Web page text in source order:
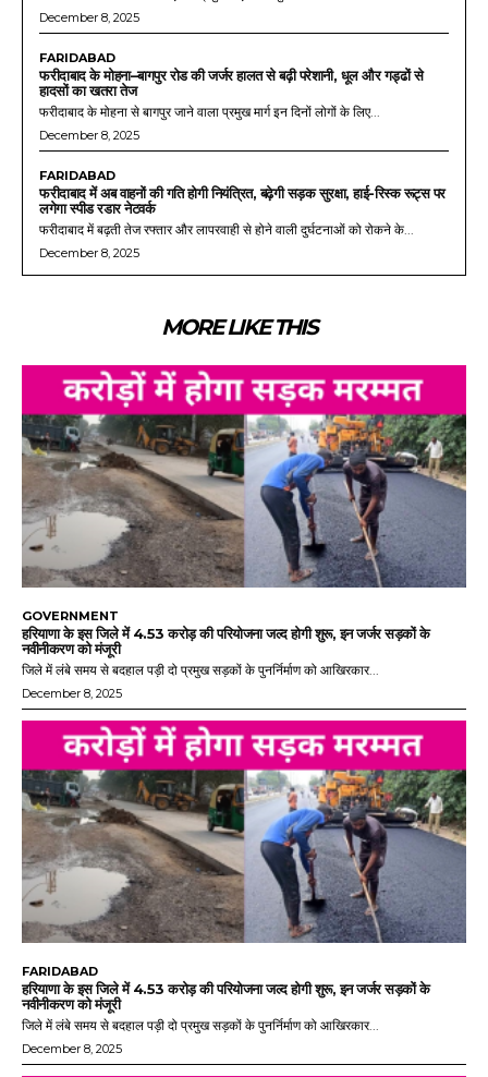
December 8, 2025
FARIDABAD
फरीदाबाद के मोहना–बागपुर रोड की जर्जर हालत से बढ़ी परेशानी, धूल और गड्ढों से
हादसों का खतरा तेज
फरीदाबाद के मोहना से बागपुर जाने वाला प्रमुख मार्ग इन दिनों लोगों के लिए...
December 8, 2025
FARIDABAD
फरीदाबाद में अब वाहनों की गति होगी नियंत्रित, बढ़ेगी सड़क सुरक्षा, हाई-रिस्क रूट्स पर
लगेगा स्पीड रडार नेटवर्क
फरीदाबाद में बढ़ती तेज रफ्तार और लापरवाही से होने वाली दुर्घटनाओं को रोकने के...
December 8, 2025
MORE LIKE THIS
GOVERNMENT
हरियाणा के इस जिले में 4.53 करोड़ की परियोजना जल्द होगी शुरू, इन जर्जर सड़कों के
नवीनीकरण को मंजूरी
जिले में लंबे समय से बदहाल पड़ी दो प्रमुख सड़कों के पुनर्निर्माण को आखिरकार...
December 8, 2025
FARIDABAD
हरियाणा के इस जिले में 4.53 करोड़ की परियोजना जल्द होगी शुरू, इन जर्जर सड़कों के
नवीनीकरण को मंजूरी
जिले में लंबे समय से बदहाल पड़ी दो प्रमुख सड़कों के पुनर्निर्माण को आखिरकार...
December 8, 2025